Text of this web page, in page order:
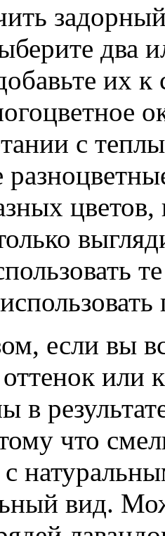
два
их
с
цветов,
если вы
или
в
что
вид.